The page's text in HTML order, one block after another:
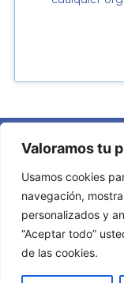
Valoramos tu
Usamos cookies
navegación,
personalizados y
“Aceptar todo”
de las cookies.
Términos y
© 2026